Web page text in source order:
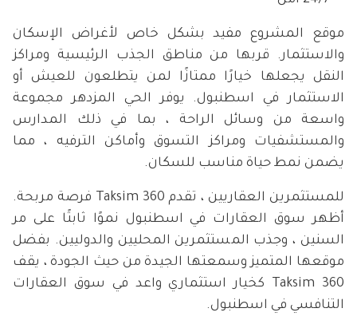
موقع المشروع مفيد بشكل خاص لأغراض الإسكان
والاستثمار. قربها من مناطق الجذب الرئيسية ومراكز
النقل يجعلها خيارًا ممتازًا لمن يتطلعون للعيش أو
الاستثمار في اسطنبول. يوفر الحي المزدهر مجموعة
واسعة من وسائل الراحة ، بما في ذلك المدارس
والمستشفيات ومراكز التسوق وأماكن الترفيه ، مما
يضمن نمط حياة مناسب للسكان.
للمستثمرين العقاريين ، تقدم Taksim 360 فرصة مربحة.
أظهر سوق العقارات في اسطنبول نموًا ثابتًا على مر
السنين ، وجذب المستثمرين المحليين والدوليين. بفضل
موقعها المتميز وسمعتها الجيدة من حيث الجودة ، يقف
Taksim 360 كخيار استثماري واعد في سوق العقارات
التنافسي في اسطنبول.